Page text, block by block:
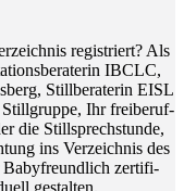
regis­triert? Als
IBCLC,
Still­be­ra­te­rin EISL
Ihr frei­be­ruf­
die Still­sprech­stun­de,
ins Ver­zeich­nis des
Baby­freund­lich zer­ti­fi­
gestalten.